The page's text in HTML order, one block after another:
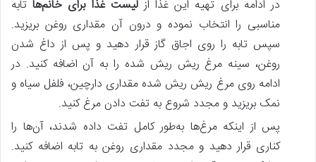
در ادامه برای تهیه این غذا ازلیست غذا برای خانم‌هاتابه
مناسبی را انتخاب نموده و درون آن مقداری روغن بریزید.
سپس تابه را روی اجاق گاز قرار دهید و پس‌ از داغ شدن
روغن، سینه مرغ ریش ریش شده را به آن اضافه کنید. در
ادامه روی مرغ ریش ریش شده مقداری دارچین، فلفل سیاه و
نمک بریزید و مجدد شروع به تفت دادن مرغ کنید.
پس‌ از اینکه مرغ‌ها به‌طور کامل تفت داده‌ شدند، آن‌ها را
کناری قرار دهید و مجدد مقداری روغن به تابه اضافه کنید.